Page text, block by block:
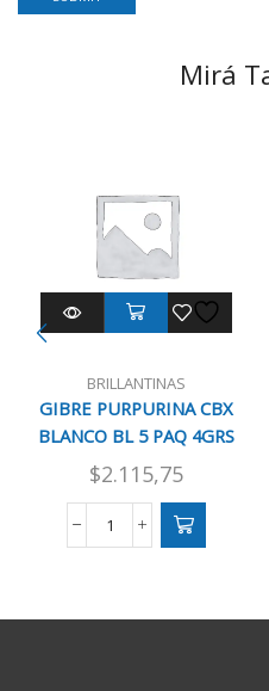
Mirá
BRILLANTINAS
GIBRE PURPURINA CBX
BLANCO BL 5 PAQ 4GRS
$2.115,75
GIBRE
BL